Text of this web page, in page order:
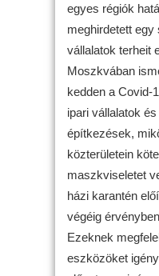
egyes régiók
meghirdetett
vállalatok terheit
Moszkvában
kedden a Covid-
ipari vállalatok
építkezések,
közterületein
maszkviseletet
házi karantén
végéig
Ezeknek
eszközöket